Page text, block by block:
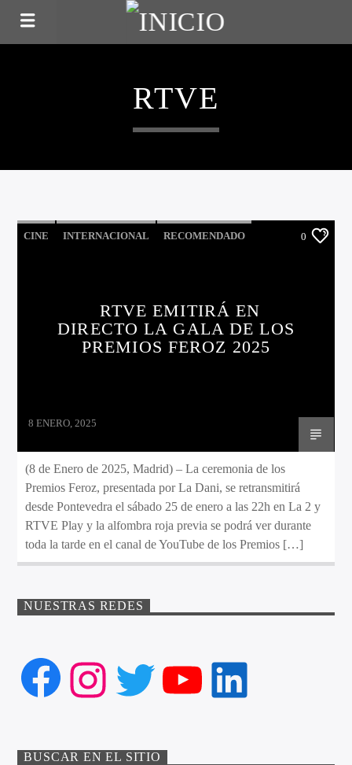
RTVE
CINE INTERNACIONAL RECOMENDADO 0
RTVE EMITIRÁ EN
DIRECTO LA GALA DE LOS
PREMIOS FEROZ 2025
8 ENERO, 2025
(8 de Enero de 2025, Madrid) – La ceremonia de los
Premios Feroz, presentada por La Dani, se retransmitirá
desde Pontevedra el sábado 25 de enero a las 22h en La 2 y
RTVE Play y la alfombra roja previa se podrá ver durante
toda la tarde en el canal de YouTube de los Premios […]
NUESTRAS REDES
Facebook
Instagram
Twitter
YouTube
LinkedIn
BUSCAR EN EL SITIO